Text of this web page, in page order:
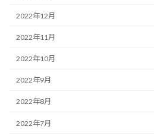
2022年12月
2022年11月
2022年10月
2022年9月
2022年8月
2022年7月